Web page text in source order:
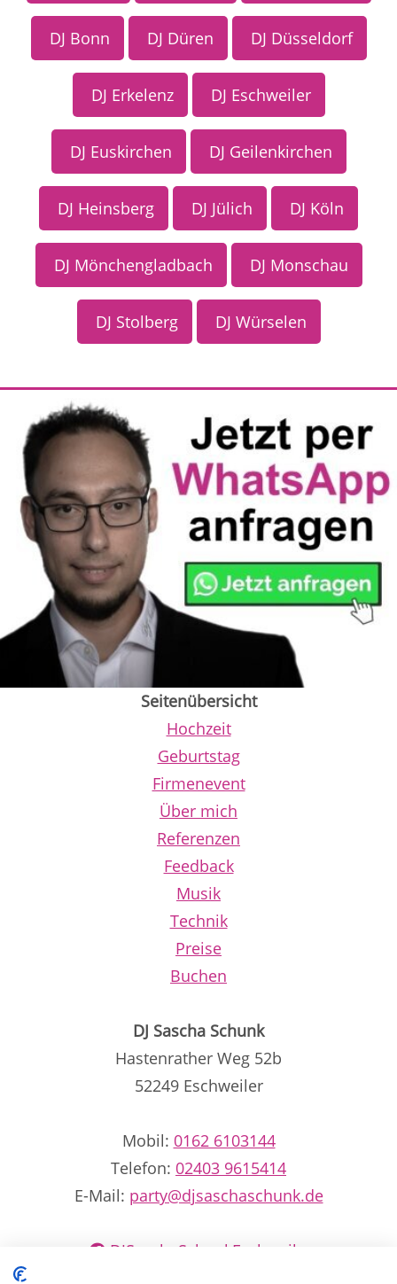
DJ Bonn DJ Düren DJ Düsseldorf
DJ Erkelenz DJ Eschweiler
DJ Euskirchen DJ Geilenkirchen
DJ Heinsberg DJ Jülich DJ Köln
DJ Mönchengladbach DJ Monschau
DJ Stolberg DJ Würselen
Seitenübersicht
Hochzeit
Geburtstag
Firmenevent
Über mich
Referenzen
Feedback
Musik
Technik
Preise
Buchen
DJ Sascha Schunk
Hastenrather Weg 52b
52249 Eschweiler
Mobil: 0162 6103144
Telefon: 02403 9615414
E-Mail: party@djsaschaschunk.de
DJSaschaSchunkEschweiler